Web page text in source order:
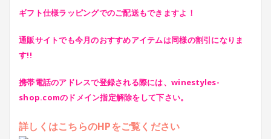
ギフト仕様ラッピングでのご配送もできますよ！
通販サイトでも今月のおすすめアイテムは同様の割引になりま
す!!
携帯電話のアドレスで登録される際には、winestyles-
shop.comのドメイン指定解除をして下さい。
詳しくはこちらのHPをご覧ください